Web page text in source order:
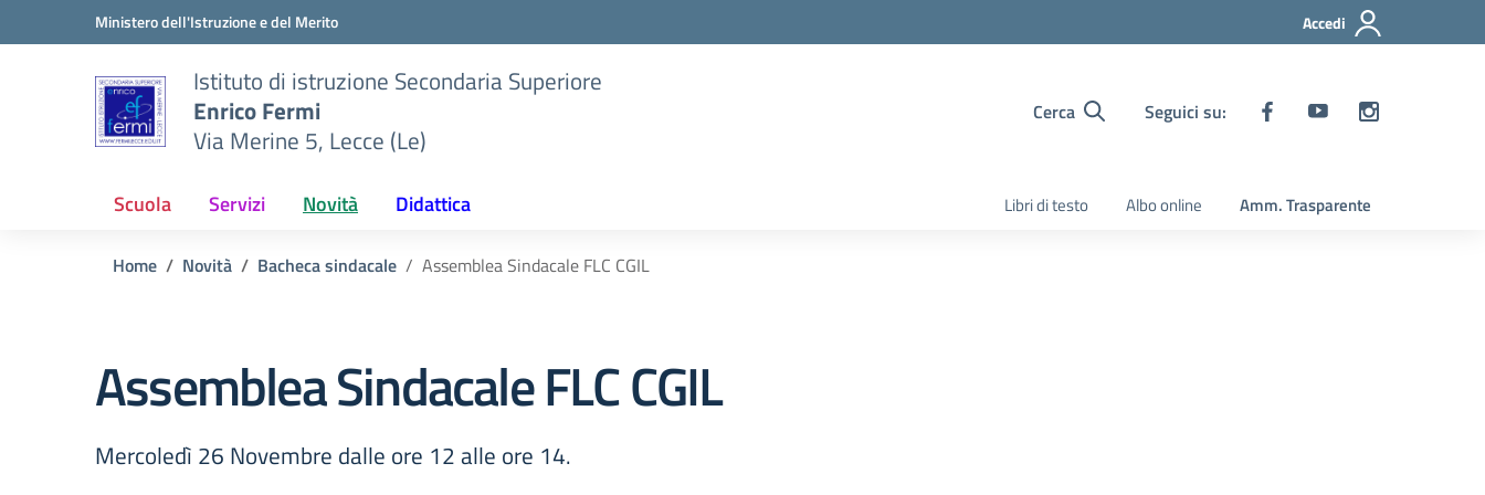
Vai ai contenuti
Vai al menu di navigazioneMinistero dell'Istruzione e del Merito Accedi
Istituto di istruzione Secondaria Superiore
Enrico Fermi
Via Merine 5, Lecce (Le)
Cerca Seguici su:
Scuola Servizi Novità Didattica Libri di testo Albo online Amm. Trasparente
Home Novità Bacheca sindacale Assemblea Sindacale FLC CGIL
Assemblea Sindacale FLC CGIL
Mercoledì 26 Novembre dalle ore 12 alle ore 14.